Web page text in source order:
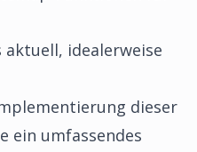
aktuell, idealerweise
dieser
ein umfassendes